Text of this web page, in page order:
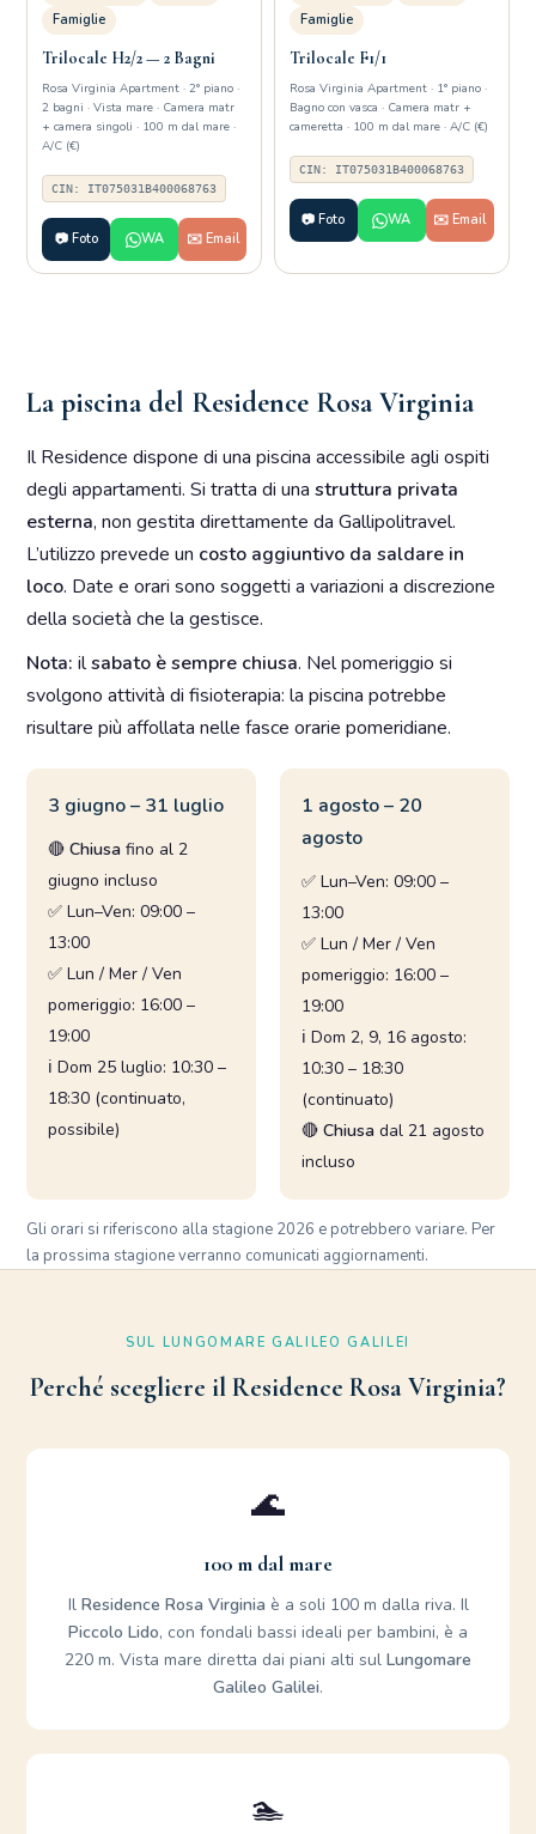
Famiglie
Trilocale H2/2 — 2 Bagni
Rosa Virginia Apartment · 2° piano ·
2 bagni · Vista mare · Camera matr
+ camera singoli · 100 m dal mare ·
A/C (€)
CIN: IT075031B400068763
📷 Foto WA ✉️ Email
Famiglie
Trilocale F1/1
Rosa Virginia Apartment · 1° piano ·
Bagno con vasca · Camera matr +
cameretta · 100 m dal mare · A/C (€)
CIN: IT075031B400068763
📷 Foto WA ✉️ Email
La piscina del Residence Rosa Virginia
Il Residence dispone di una piscina accessibile agli ospiti
degli appartamenti. Si tratta di unastruttura privata
esterna, non gestita direttamente da Gallipolitravel.
L’utilizzo prevede un costo aggiuntivo da saldare in
loco. Date e orari sono soggetti a variazioni a discrezione
della società che la gestisce.
Nota: ilsabato è sempre chiusa. Nel pomeriggio si
svolgono attività di fisioterapia: la piscina potrebbe
risultare più affollata nelle fasce orarie pomeridiane.
3 giugno – 31 luglio
🔴Chiusa fino al 2
giugno incluso
✅ Lun–Ven: 09:00 –
13:00
✅ Lun / Mer / Ven
pomeriggio: 16:00 –
19:00
ℹ️ Dom 25 luglio: 10:30 –
18:30 (continuato,
possibile)
1 agosto – 20
agosto
✅ Lun–Ven: 09:00 –
13:00
✅ Lun / Mer / Ven
pomeriggio: 16:00 –
19:00
ℹ️ Dom 2, 9, 16 agosto:
10:30 – 18:30
(continuato)
🔴 Chiusa dal 21 agosto
incluso
Gli orari si riferiscono alla stagione 2026 e potrebbero variare. Per
la prossima stagione verranno comunicati aggiornamenti.
SUL LUNGOMARE GALILEO GALILEI
Perché scegliere il Residence Rosa Virginia?
🌊
100 m dal mare
Il Residence Rosa Virginia è a soli 100 m dalla riva. Il
Piccolo Lido, con fondali bassi ideali per bambini, è a
220 m. Vista mare diretta dai piani alti sul Lungomare
Galileo Galilei.
🏊